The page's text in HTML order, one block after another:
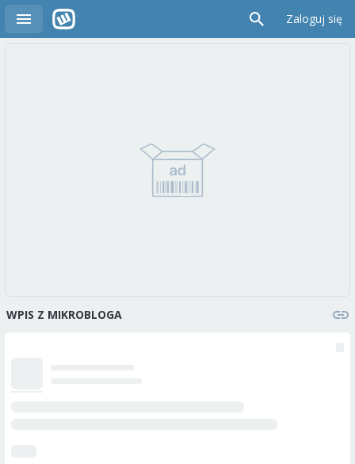
Zaloguj się
WPIS Z MIKROBLOGA